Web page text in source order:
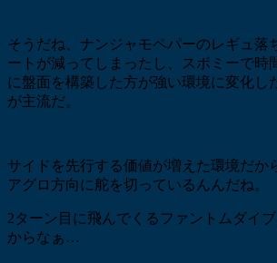
そうだね、ナンジャモペパーのレギュ落
ートが減ってしまったし、スボミーで時
に盤面を構築した方が強い環境に変化し
が主流だ。
サイドを先行する価値が増えた環境だか
アグロ方向に舵を切っているんんだね。
2ターン目に飛んでくるファントムダイ
からなぁ…